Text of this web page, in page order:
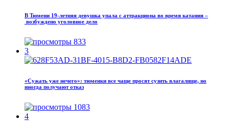
В Тюмени 19‑летняя девушка упала с аттракциона во время катания –
возбуждено уголовное дело
833
3
«Сужать уже нечего»: тюменки все чаще просят сузить влагалище, но
иногда получают отказ
1083
4